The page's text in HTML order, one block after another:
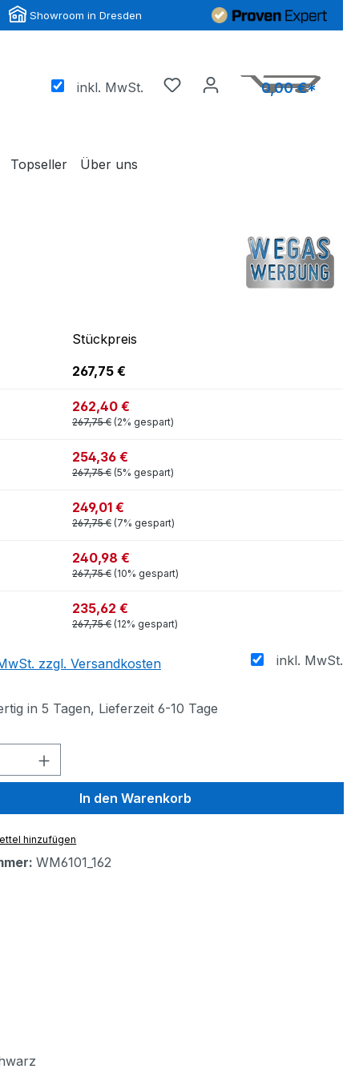
Showroom in Dresden
inkl. MwSt. 0,00 €*
Topseller Über uns
Stückpreis
267,75 €
262,40 €
267,75 € (2% gespart)
254,36 €
267,75 € (5% gespart)
249,01 €
267,75 € (7% gespart)
240,98 €
267,75 € (10% gespart)
235,62 €
267,75 € (12% gespart)
inkl. MwSt.
zzgl. Versandkosten
in 5 Tagen, Lieferzeit 6-10 Tage
Gib den gewünschten Wert
In den Warenkorb
hinzufügen
WM6101_162